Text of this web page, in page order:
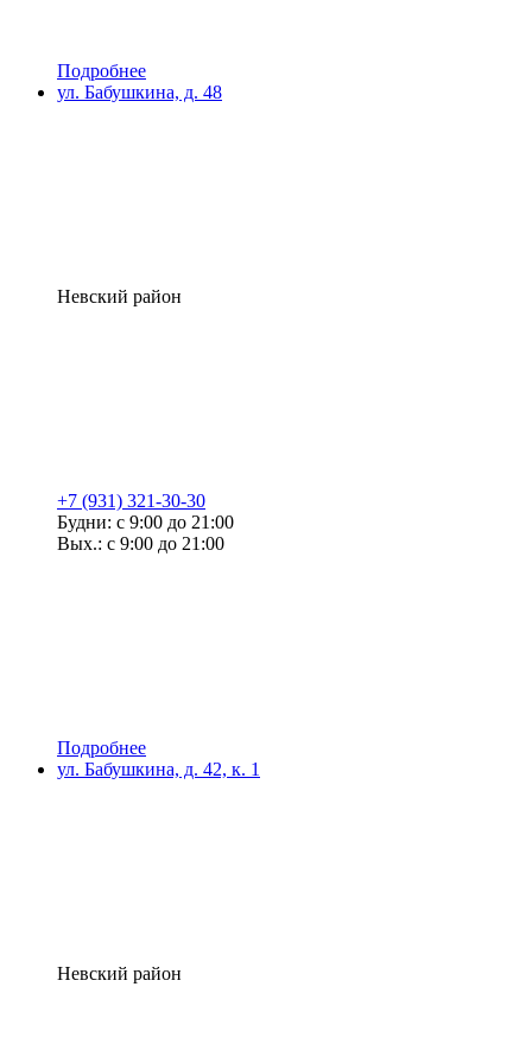
Подробнее
ул. Бабушкина, д. 48
Невский район
+7 (931) 321-30-30
Будни: с 9:00 до 21:00
Вых.: с 9:00 до 21:00
Подробнее
ул. Бабушкина, д. 42, к. 1
Невский район